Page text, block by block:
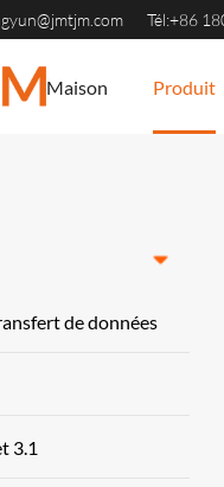
Tél:+86
Maison Produit
de données
3.1